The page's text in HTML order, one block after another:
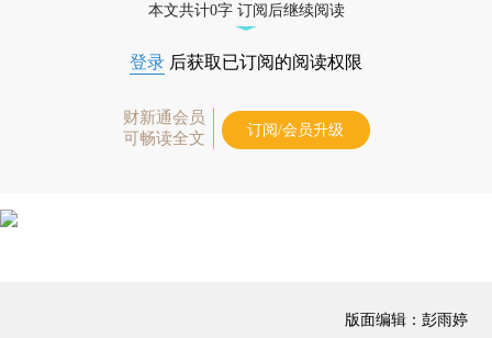
本文共计0字 订阅后继续阅读
登录 后获取已订阅的阅读权限
财新通会员
可畅读全文
订阅/会员升级
版面编辑：彭雨婷